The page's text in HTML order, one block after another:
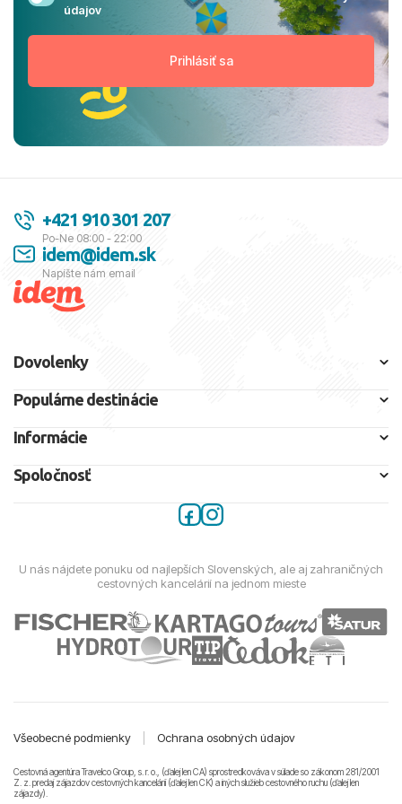
údajov
+421 910 301 207
Po-Ne 08:00 - 22:00
idem@idem.sk
Napíšte nám email
Dovolenky
Populárne destinácie
Informácie
Spoločnosť
U nás nájdete ponuku od najlepších Slovenských, ale aj zahraničných
cestovných kancelárií na jednom mieste
Všeobecné podmienky Ochrana osobných údajov
Cestovná agentúra Travelco Group, s. r. o., (ďalej len CA) sprostredkováva v súlade so zákonom 281/2001
Z. z. predaj zájazdov cestovných kancelárii (ďalej len CK) a iných služieb cestovného ruchu (ďalej len
zájazdy).